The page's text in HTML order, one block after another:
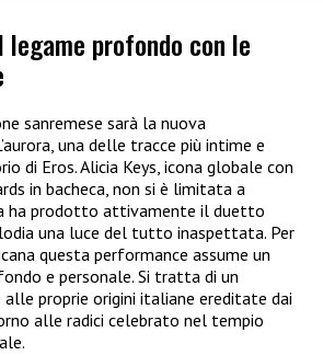
profondo con le
sanremese sarà la nuova
una delle tracce più intime e
di Eros. Alicia Keys, icona globale con
in bacheca, non si è limitata a
ha prodotto attivamente il duetto
una luce del tutto inaspettata. Per
questa performance assume un
e personale. Si tratta di un
proprie origini italiane ereditate dai
alle radici celebrato nel tempio